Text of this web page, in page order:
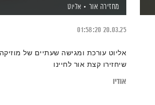
מחזירה אור אליוט
20.03.25
01:58:20
אליוט עורכת ומגישה שעתיים של
שיחזירו קצת אור לחיינו
אודיו